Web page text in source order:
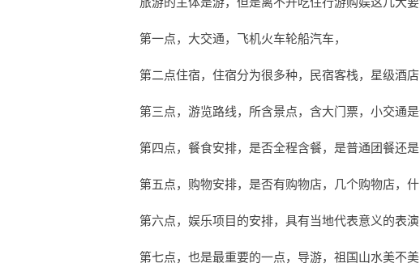
第一点，大交通，飞机火车轮船汽车，
第二点住宿，住宿分为很多种，民宿客栈，星级酒店
第三点，游览路线，所含景点，含大门票，小交通是
第四点，餐食安排，是否全程含餐，是普通团餐还是
第五点，购物安排，是否有购物店，几个购物店，什
第六点，娱乐项目的安排，具有当地代表意义的表
第七点，也是最重要的一点，导游，祖国山水美不